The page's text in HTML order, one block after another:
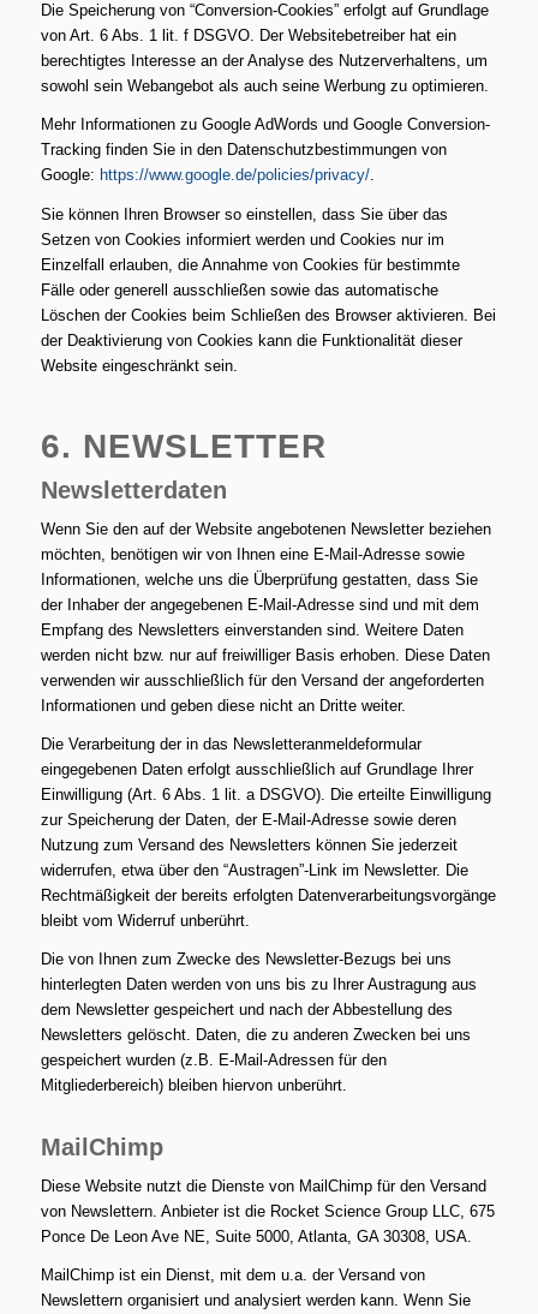
Die Speicherung von “Conversion-Cookies” erfolgt auf Grundlage
von Art. 6 Abs. 1 lit. f DSGVO. Der Websitebetreiber hat ein
berechtigtes Interesse an der Analyse des Nutzerverhaltens, um
sowohl sein Webangebot als auch seine Werbung zu optimieren.
Mehr Informationen zu Google AdWords und Google Conversion-
Tracking finden Sie in den Datenschutzbestimmungen von
Google: https://www.google.de/policies/privacy/.
Sie können Ihren Browser so einstellen, dass Sie über das
Setzen von Cookies informiert werden und Cookies nur im
Einzelfall erlauben, die Annahme von Cookies für bestimmte
Fälle oder generell ausschließen sowie das automatische
Löschen der Cookies beim Schließen des Browser aktivieren. Bei
der Deaktivierung von Cookies kann die Funktionalität dieser
Website eingeschränkt sein.
6. NEWSLETTER
Newsletterdaten
Wenn Sie den auf der Website angebotenen Newsletter beziehen
möchten, benötigen wir von Ihnen eine E-Mail-Adresse sowie
Informationen, welche uns die Überprüfung gestatten, dass Sie
der Inhaber der angegebenen E-Mail-Adresse sind und mit dem
Empfang des Newsletters einverstanden sind. Weitere Daten
werden nicht bzw. nur auf freiwilliger Basis erhoben. Diese Daten
verwenden wir ausschließlich für den Versand der angeforderten
Informationen und geben diese nicht an Dritte weiter.
Die Verarbeitung der in das Newsletteranmeldeformular
eingegebenen Daten erfolgt ausschließlich auf Grundlage Ihrer
Einwilligung (Art. 6 Abs. 1 lit. a DSGVO). Die erteilte Einwilligung
zur Speicherung der Daten, der E-Mail-Adresse sowie deren
Nutzung zum Versand des Newsletters können Sie jederzeit
widerrufen, etwa über den “Austragen”-Link im Newsletter. Die
Rechtmäßigkeit der bereits erfolgten Datenverarbeitungsvorgänge
bleibt vom Widerruf unberührt.
Die von Ihnen zum Zwecke des Newsletter-Bezugs bei uns
hinterlegten Daten werden von uns bis zu Ihrer Austragung aus
dem Newsletter gespeichert und nach der Abbestellung des
Newsletters gelöscht. Daten, die zu anderen Zwecken bei uns
gespeichert wurden (z.B. E-Mail-Adressen für den
Mitgliederbereich) bleiben hiervon unberührt.
MailChimp
Diese Website nutzt die Dienste von MailChimp für den Versand
von Newslettern. Anbieter ist die Rocket Science Group LLC, 675
Ponce De Leon Ave NE, Suite 5000, Atlanta, GA 30308, USA.
MailChimp ist ein Dienst, mit dem u.a. der Versand von
Newslettern organisiert und analysiert werden kann. Wenn Sie